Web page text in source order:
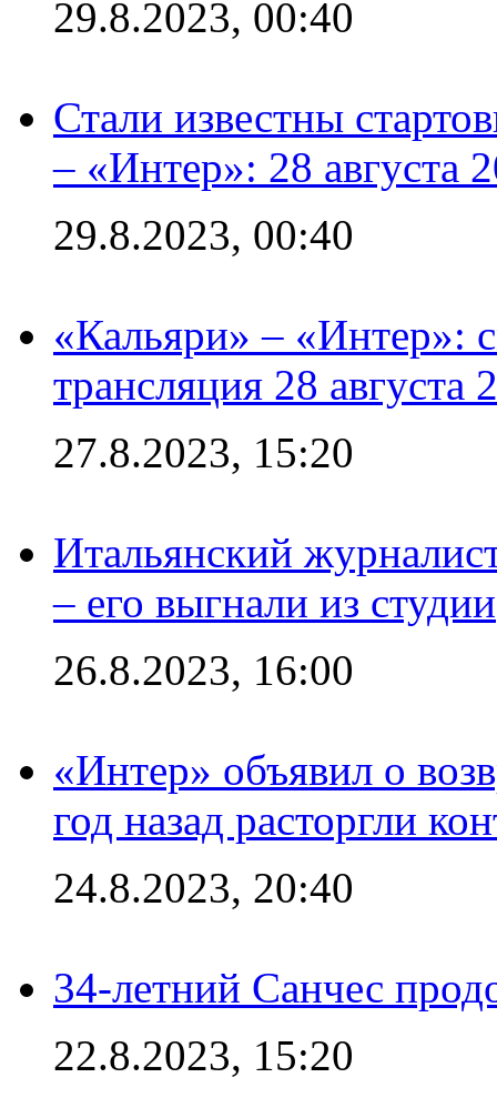
29.8.2023, 00:40
Стали известны
– «Интер»: 28 августа
29.8.2023, 00:40
«Кальяри» – «Интер»:
трансляция 28 августа
27.8.2023, 15:20
Итальянский
– его выгнали из студии
26.8.2023, 16:00
«Интер» объявил о
год назад расторгли
24.8.2023, 20:40
34-летний Санчес
22.8.2023, 15:20